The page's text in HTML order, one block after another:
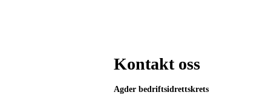
Kontakt oss
Agder bedriftsidrettskrets